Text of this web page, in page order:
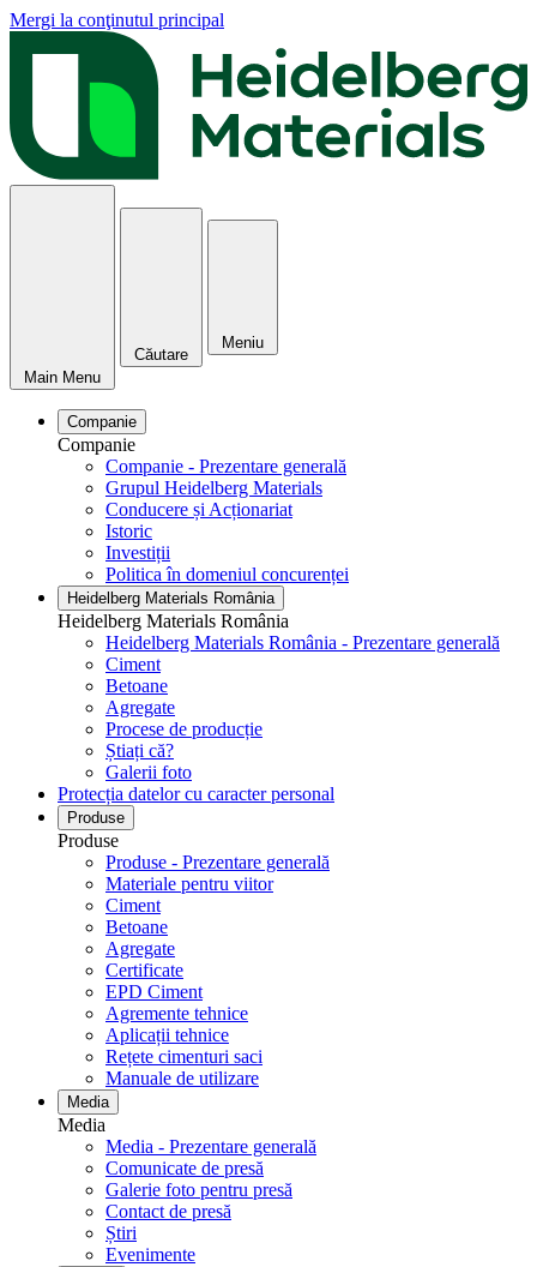
Mergi la conţinutul principal
Main Menu
Căutare
Meniu
Companie
Companie
Companie - Prezentare generală
Grupul Heidelberg Materials
Conducere și Acționariat
Istoric
Investiții
Politica în domeniul concurenței
Heidelberg Materials România
Heidelberg Materials România
Heidelberg Materials România - Prezentare generală
Ciment
Betoane
Agregate
Procese de producție
Știați că?
Galerii foto
Protecția datelor cu caracter personal
Produse
Produse
Produse - Prezentare generală
Materiale pentru viitor
Ciment
Betoane
Agregate
Certificate
EPD Ciment
Agremente tehnice
Aplicații tehnice
Rețete cimenturi saci
Manuale de utilizare
Media
Media
Media - Prezentare generală
Comunicate de presă
Galerie foto pentru ​​​​​​​presă
Contact de presă
Știri
Evenimente